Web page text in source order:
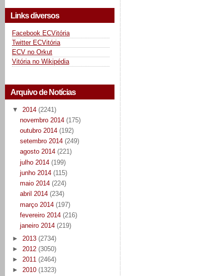
Links diversos
Facebook ECVitória
Twitter ECVitória
ECV no Orkut
Vitória no Wikipédia
Arquivo de Notícias
▼ 2014 (2241)
novembro 2014 (175)
outubro 2014 (192)
setembro 2014 (249)
agosto 2014 (221)
julho 2014 (199)
junho 2014 (115)
maio 2014 (224)
abril 2014 (234)
março 2014 (197)
fevereiro 2014 (216)
janeiro 2014 (219)
► 2013 (2734)
► 2012 (3050)
► 2011 (2464)
► 2010 (1323)